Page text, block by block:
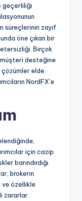
geçerliliği
süreçlerinin zayıf
öne çıkan bir
Birçok
müşteri desteğine
çözümler elde
NordFX’e
için cazip
barındırdığı
brokerın
ve özellikle
zararlar